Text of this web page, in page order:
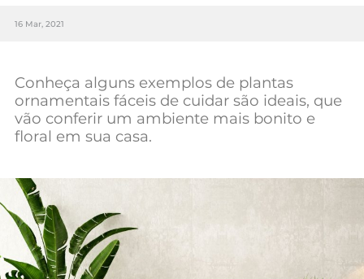
Sociedade
Negócios
Mundial 2026
16 Mar, 2021
Conheça alguns exemplos de plantas
ornamentais fáceis de cuidar são ideais, que
vão conferir um ambiente mais bonito e
floral em sua casa.